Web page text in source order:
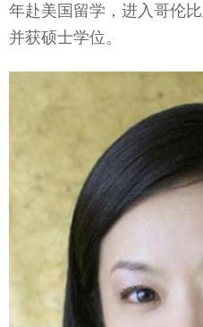
年赴美国留学，进入哥伦
并获硕士学位。